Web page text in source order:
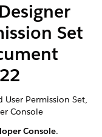
Set
Permission Set,
Console
Console.